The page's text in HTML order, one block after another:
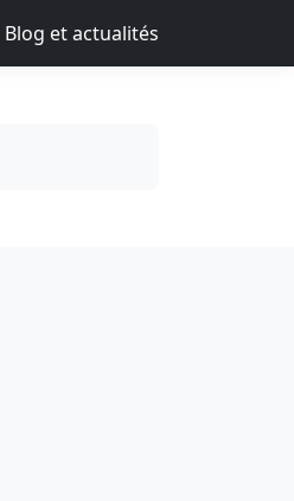
Blog et actualités